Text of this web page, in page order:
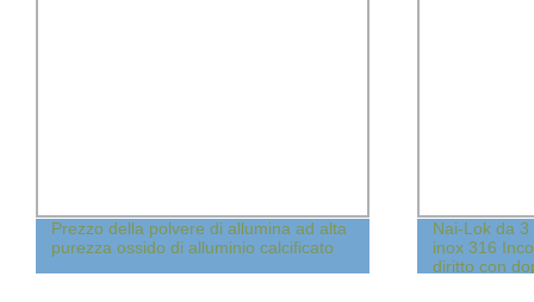
Prezzo della polvere di allumina ad alta
purezza ossido di alluminio calcificato
Nai-Lok da
inox 316
diritto con